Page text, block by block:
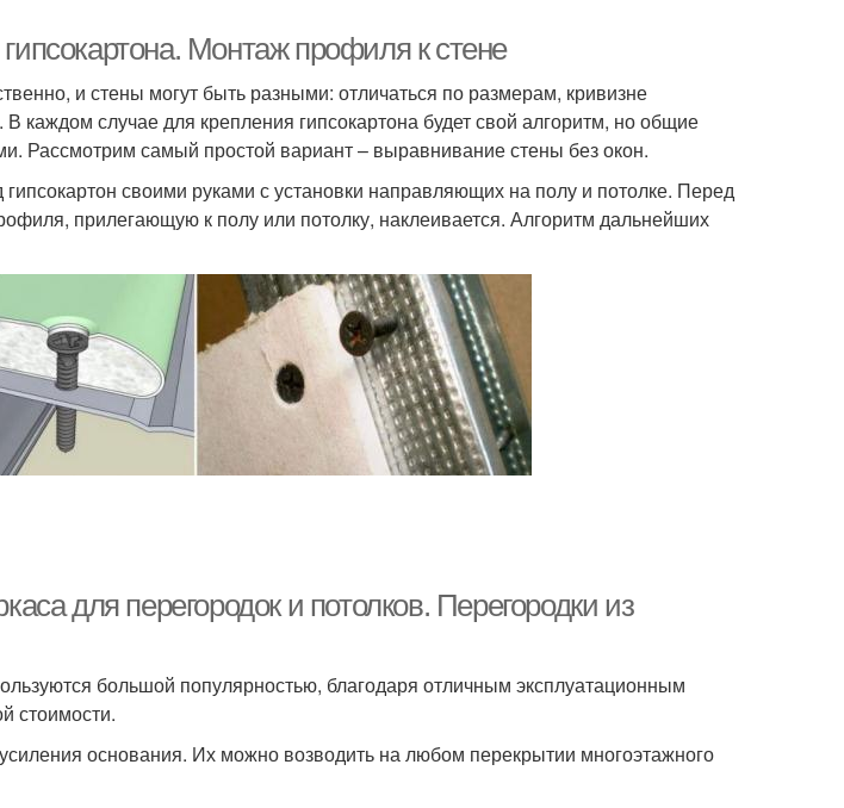
Монтаж профиля к стене
и стены могут быть разными: отличаться по размерам, кривизне
каждом случае для крепления гипсокартона будет свой алгоритм, но общие
Рассмотрим самый простой вариант – выравнивание стены без окон.
своими руками с установки направляющих на полу и потолке. Перед
прилегающую к полу или потолку, наклеивается. Алгоритм дальнейших
для перегородок и потолков. Перегородки из
большой популярностью, благодаря отличным эксплуатационным
стоимости.
усиления основания. Их можно возводить на любом перекрытии многоэтажного